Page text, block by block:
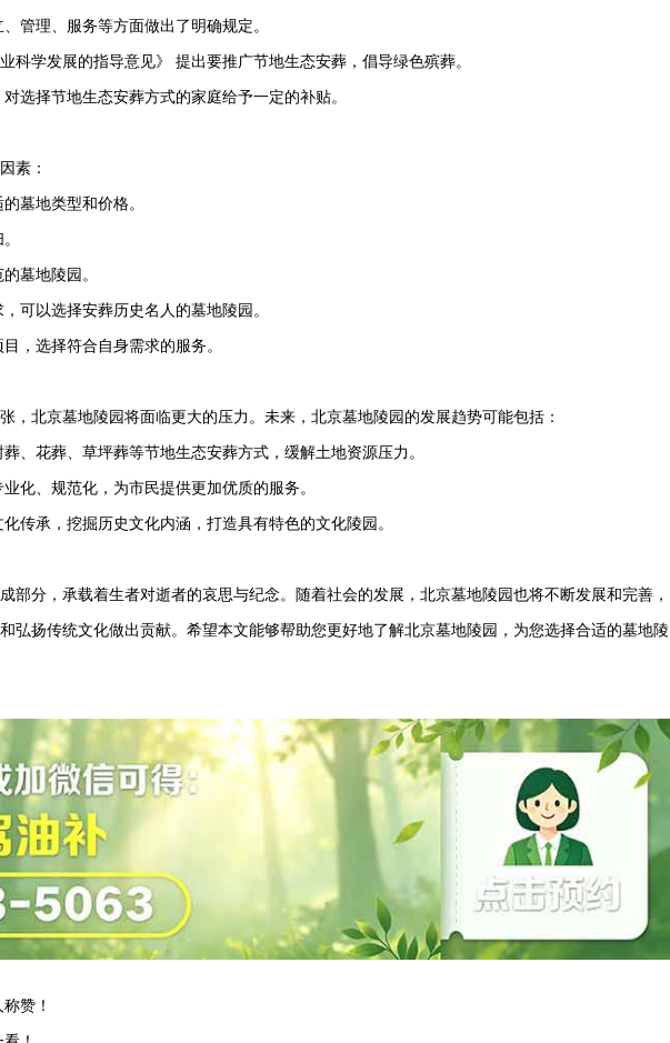
管理、服务等方面做出了明确规定。
科学发展的指导意见》 提出要推广节地生态安葬，倡导绿色殡葬。
选择节地生态安葬方式的家庭给予一定的补贴。
素：
墓地类型和价格。
墓地陵园。
可以选择安葬历史名人的墓地陵园。
，选择符合自身需求的服务。
，北京墓地陵园将面临更大的压力。未来，北京墓地陵园的发展趋势可能包括：
、花葬、草坪葬等节地生态安葬方式，缓解土地资源压力。
化、规范化，为市民提供更加优质的服务。
传承，挖掘历史文化内涵，打造具有特色的文化陵园。
部分，承载着生者对逝者的哀思与纪念。随着社会的发展，北京墓地陵园也将不断发展和完善，
弘扬传统文化做出贡献。希望本文能够帮助您更好地了解北京墓地陵园，为您选择合适的墓地陵
赞！